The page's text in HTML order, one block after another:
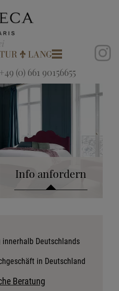
(0) 661 90156655
Info anfordern
anfordern
anfordern
Deutschlands
in Deutschland
Beratung